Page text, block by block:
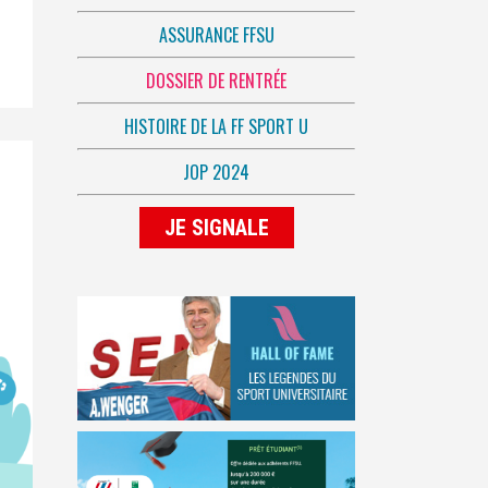
ASSURANCE FFSU
DOSSIER DE RENTRÉE
HISTOIRE DE LA FF SPORT U
JOP 2024
JE SIGNALE